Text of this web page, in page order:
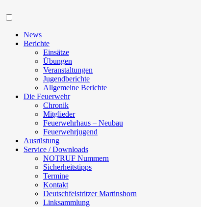
News
Berichte
Einsätze
Übungen
Veranstaltungen
Jugendberichte
Allgemeine Berichte
Die Feuerwehr
Chronik
Mitglieder
Feuerwehrhaus – Neubau
Feuerwehrjugend
Ausrüstung
Service / Downloads
NOTRUF Nummern
Sicherheitstipps
Termine
Kontakt
Deutschfeistritzer Martinshorn
Linksammlung